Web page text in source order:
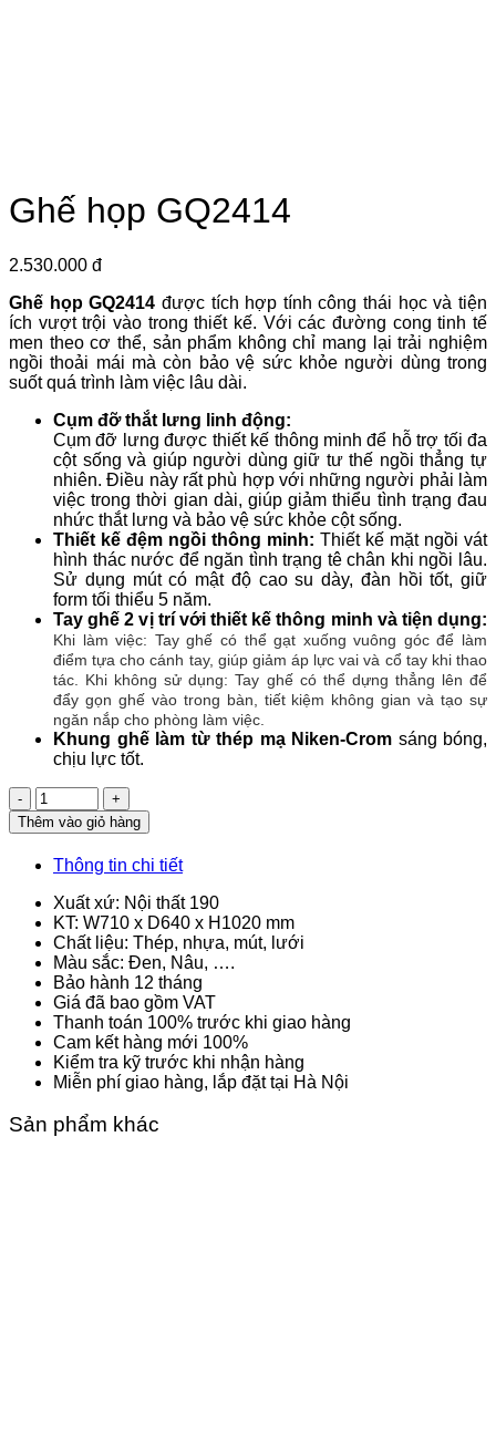
Ghế họp GQ2414
2.530.000 đ
Ghế họp GQ2414 được tích hợp tính công thái học và tiện
ích vượt trội vào trong thiết kế. Với các đường cong tinh tế
men theo cơ thể, sản phẩm không chỉ mang lại trải nghiệm
ngồi thoải mái mà còn bảo vệ sức khỏe người dùng trong
suốt quá trình làm việc lâu dài.
Cụm đỡ thắt lưng linh động:
Cụm đỡ lưng được thiết kế thông minh để hỗ trợ tối đa
cột sống và giúp người dùng giữ tư thế ngồi thẳng tự
nhiên. Điều này rất phù hợp với những người phải làm
việc trong thời gian dài, giúp giảm thiểu tình trạng đau
nhức thắt lưng và bảo vệ sức khỏe cột sống.
Thiết kế đệm ngồi thông minh: Thiết kế mặt ngồi vát
hình thác nước để ngăn tình trạng tê chân khi ngồi lâu.
Sử dụng mút có mật độ cao su dày, đàn hồi tốt, giữ
form tối thiểu 5 năm.
Tay ghế 2 vị trí với thiết kế thông minh và tiện dụng:
Khi làm việc: Tay ghế có thể gạt xuống vuông góc để làm
điểm tựa cho cánh tay, giúp giảm áp lực vai và cổ tay khi thao
tác.
Khi không sử dụng: Tay ghế có thể dựng thẳng lên để
đẩy gọn ghế vào trong bàn, tiết kiệm không gian và tạo sự
ngăn nắp cho phòng làm việc.
Khung ghế làm từ thép mạ Niken-Crom sáng bóng,
chịu lực tốt.
Số
lượng
Thêm vào giỏ hàng
Thông tin chi tiết
Xuất xứ: Nội thất 190
KT: W710 x D640 x H1020 mm
Chất liệu: Thép, nhựa, mút, lưới
Màu sắc: Đen, Nâu, ….
Bảo hành 12 tháng
Giá đã bao gồm VAT
Thanh toán 100% trước khi giao hàng
Cam kết hàng mới 100%
Kiểm tra kỹ trước khi nhận hàng
Miễn phí giao hàng, lắp đặt tại Hà Nội
Sản phẩm khác